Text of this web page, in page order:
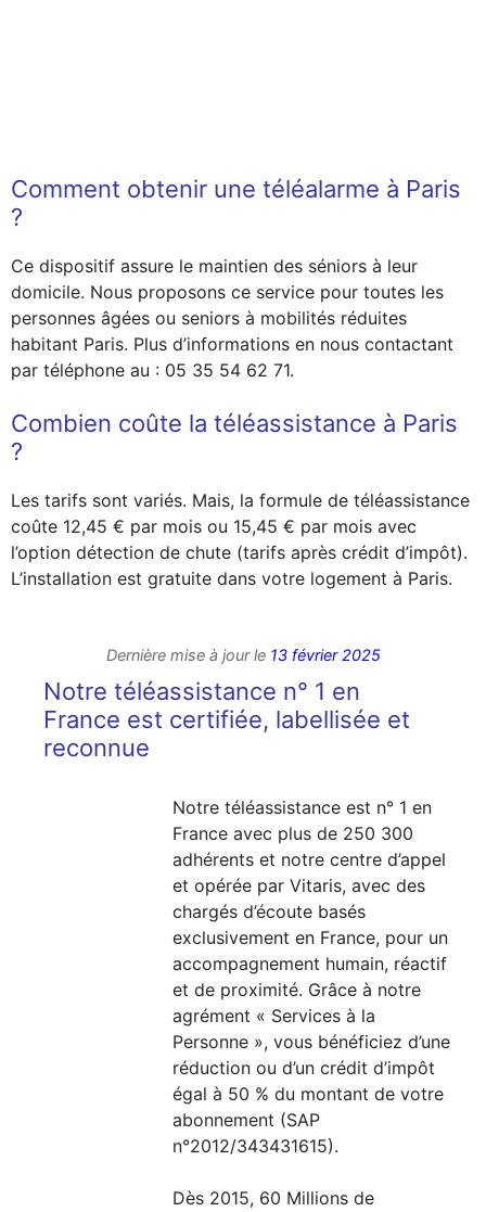
Comment obtenir une téléalarme à Paris
?
Ce dispositif assure le maintien des séniors à leur
domicile. Nous proposons ce service pour toutes les
personnes âgées ou seniors à mobilités réduites
habitant Paris. Plus d’informations en nous contactant
par téléphone au : 05 35 54 62 71.
Combien coûte la téléassistance à Paris
?
Les tarifs sont variés. Mais, la formule de téléassistance
coûte 12,45 € par mois ou 15,45 € par mois avec
l’option détection de chute (tarifs après crédit d’impôt).
L’installation est gratuite dans votre logement à Paris.
Dernière mise à jour le 13 février 2025
Notre téléassistance n° 1 en
France est certifiée, labellisée et
reconnue
Notre téléassistance est n° 1 en
France avec plus de 250 300
adhérents et notre centre d’appel
et opérée par Vitaris, avec des
chargés d’écoute basés
exclusivement en France, pour un
accompagnement humain, réactif
et de proximité. Grâce à notre
agrément « Services à la
Personne », vous bénéficiez d’une
réduction ou d’un crédit d’impôt
égal à 50 % du montant de votre
abonnement (SAP
n°2012/343431615).
Dès 2015, 60 Millions de